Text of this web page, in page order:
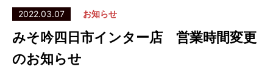
2022.03.07 お知らせ
みそ吟四日市インター店 営業時間変更
のお知らせ